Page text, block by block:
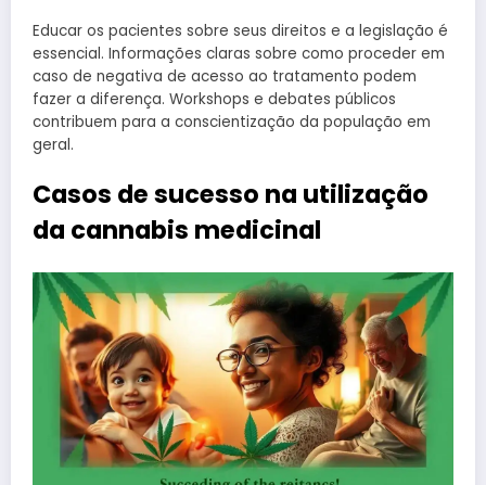
Educar os pacientes sobre seus direitos e a legislação é
essencial. Informações claras sobre como proceder em
caso de negativa de acesso ao tratamento podem
fazer a diferença. Workshops e debates públicos
contribuem para a conscientização da população em
geral.
Casos de sucesso na utilização
da cannabis medicinal